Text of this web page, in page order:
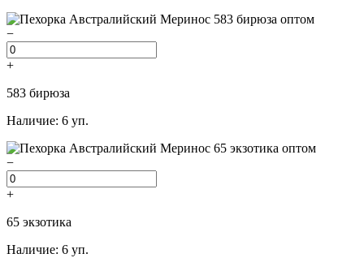
−
+
583 бирюза
Наличие: 6 уп.
−
+
65 экзотика
Наличие: 6 уп.